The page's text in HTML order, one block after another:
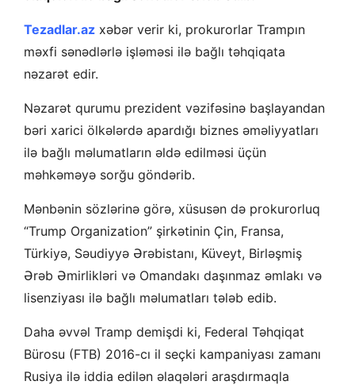
Tezadlar.az xəbər verir ki, prokurorlar Trampın
məxfi sənədlərlə işləməsi ilə bağlı təhqiqata
nəzarət edir.
Nəzarət qurumu prezident vəzifəsinə başlayandan
bəri xarici ölkələrdə apardığı biznes əməliyyatları
ilə bağlı məlumatların əldə edilməsi üçün
məhkəməyə sorğu göndərib.
Mənbənin sözlərinə görə, xüsusən də prokurorluq
“Trump Organization” şirkətinin Çin, Fransa,
Türkiyə, Səudiyyə Ərəbistanı, Küveyt, Birləşmiş
Ərəb Əmirlikləri və Omandakı daşınmaz əmlakı və
lisenziyası ilə bağlı məlumatları tələb edib.
Daha əvvəl Tramp demişdi ki, Federal Təhqiqat
Bürosu (FTB) 2016-cı il seçki kampaniyası zamanı
Rusiya ilə iddia edilən əlaqələri araşdırmaqla